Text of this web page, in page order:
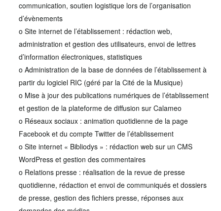
communication, soutien logistique lors de l’organisation
d’évènements
o Site internet de l’établissement : rédaction web,
administration et gestion des utilisateurs, envoi de lettres
d’information électroniques, statistiques
o Administration de la base de données de l’établissement à
partir du logiciel RIC (géré par la Cité de la Musique)
o Mise à jour des publications numériques de l’établissement
et gestion de la plateforme de diffusion sur Calameo
o Réseaux sociaux : animation quotidienne de la page
Facebook et du compte Twitter de l’établissement
o Site internet « Bibliodys » : rédaction web sur un CMS
WordPress et gestion des commentaires
o Relations presse : réalisation de la revue de presse
quotidienne, rédaction et envoi de communiqués et dossiers
de presse, gestion des fichiers presse, réponses aux